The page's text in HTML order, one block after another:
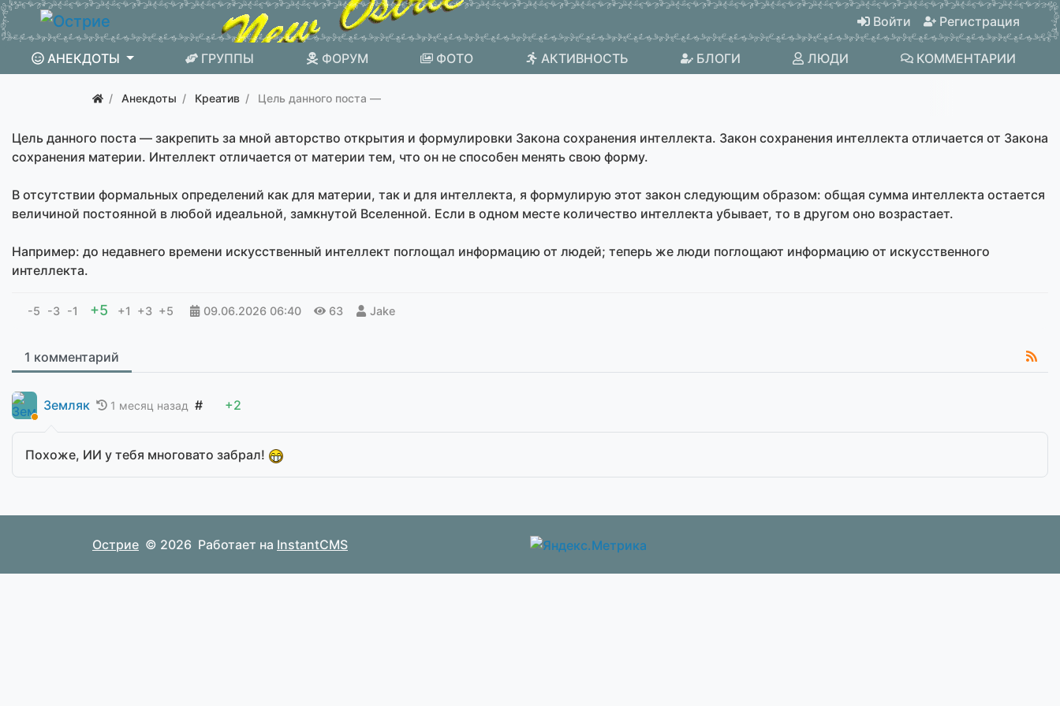
Войти Регистрация
АНЕКДОТЫ ГРУППЫ ФОРУМ ФОТО АКТИВНОСТЬ БЛОГИ ЛЮДИ КОММЕНТАРИИ
Анекдоты Креатив Цель данного поста —
Цель данного поста — закрепить за мной авторство открытия и формулировки Закона сохранения интеллекта. Закон сохранения интеллекта отличается от Закона
сохранения материи. Интеллект отличается от материи тем, что он не способен менять свою форму.
В отсутствии формальных определений как для материи, так и для интеллекта, я формулирую этот закон следующим образом: общая сумма интеллекта остается
величиной постоянной в любой идеальной, замкнутой Вселенной. Если в одном месте количество интеллекта убывает, то в другом оно возрастает.
Например: до недавнего времени искусственный интеллект поглощал информацию от людей; теперь же люди поглощают информацию от искусственного
интеллекта.
-5 -3 -1 +5 +1 +3 +5 09.06.2026 06:40 63 Jake
1 комментарий
Земляк 1 месяц назад # +2
Похоже, ИИ у тебя многовато забрал!
Острие © 2026 Работает на InstantCMS